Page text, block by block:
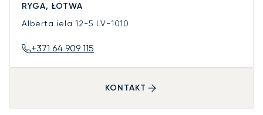
RYGA, ŁOTWA
Alberta iela 12-5 LV-1010
+371 64 909 115
KONTAKT